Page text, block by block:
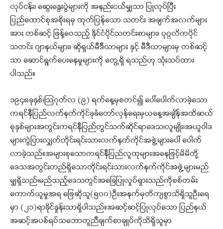
လုပ်ငန်း၊ ဆွေးနွေးပွဲများကို အနည်းငယ်မျှသာ ပြုလုပ်ပြီး
ပြည်ထောင်စုအစိုးရမှ ထုတ်ပြန်သော သတင်း အချက်အလက်များ
အား တစ်ဆင့် ဖြန့်ဝေသည့် နိုင်ငံပိုင်သတင်းစာများ၊ ပုဂ္ဂလိကပိုင်
သတင်း ဂျာနယ်များ၊ ဆိုရှယ်မီဒီယာများ နှင့် မီဒီယာများမှ တစ်ဆင့်
သာ ဆောင်ရွက်ပေးနေမှုများကို တွေ့ရှိ ရသည်ဟု သုံးသပ်ထား
ပါသည်။
၁၉၄၈ခုနှစ်၊ဩဂုတ်လ (၉) ရက်နေ့မှစတင်၍ ပေါ်ပေါက်လာခဲ့သော
ကရင်နီပြည်လက်နက်ကိုင်ခုခံတော်လှန်ရေးမှယနေ့အချိန်အထိဆယ်
စုနှစ်များအတွင်းကရင်နီပြည်တွင်သက်ဆိုင်ရာဒေသ၊လူမျိုး၊အယူဝါဒ
များကွဲပြားလျှက်တိုင်းရင်းသားလက်နက်ကိုင်အဖွဲ့များပေါ် ပေါက်
လာခဲ့သည်။အများစုသောကရင်နီပြည်လူထုများအနေဖြင့်မိမိတို့
ဒေသအတွင်းတည်ရှိသောတိုင်းရင်းသားလက်နက်ကိုင်အဖွဲ့များမည်
မျှရှိသည်၊မည်သည့်ဒေသတွင်အခြေပြုလှုပ်ရှားသည်ကိုစစ်တမ်း
ကောက်ယူမှုအရ ဖြေဆိုသူ(၅၀၀)ဦးအနက်မှတိကျစွာသိရှိသူဦးရေ
မှာ (၂၁)ရာခိုင်နှုန်းသာရှိပါသည်။အဆင့်ဆင့်ပြုလုပ်သော ပြည်နယ်
အဆင့်အပစ်ရပ်သဘောတူညီချက်စာချုပ်ကိုသိရှိသူမှာ